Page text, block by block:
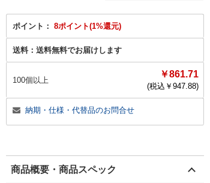
ポイント： 8ポイント(1%還元)
送料： 送料無料でお届けします
100個以上
￥861.71
(税込￥ 947.88)
納期・仕様・代替品のお問合せ
商品概要・商品スペック